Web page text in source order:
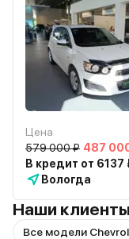
Цена
579 000 ₽ 487
В кредит от 6137
Вологда
Наши
Все модели